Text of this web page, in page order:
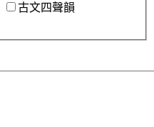
古文四聲韻